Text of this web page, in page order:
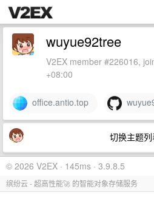
wuyue92tree
V2EX member #226016,
+08:00
office.antio.top
切换主题列
© 2026 V2EX · 145ms · 3.9.8.5
缤纷云 - 超高性能🚀 的智能对象存储服务